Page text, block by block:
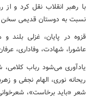
با رهبر انقلاب نقل کرد و
نسبت به دوستان قدیمی
قزوه در پایان، غزلی بلند
عاشورا، شهادت، وفاداری،
یادآوری می‌شود رباب کلامی،
ریحانه نوری، الهام نجفی و
شعر «باید برخاست»،